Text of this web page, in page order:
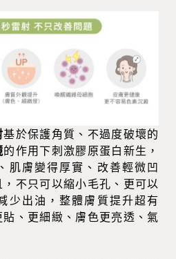
基於保護角質、不過度破壞的
的作用下刺激膠原蛋白新生，
肌膚變得厚實、改善輕微凹
不只可以縮小毛孔、更可以
少出油，整體膚質提升超有
、更細緻、膚色更亮透、氣